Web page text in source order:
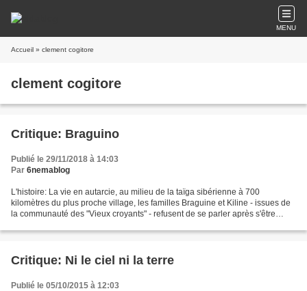
MENU
Accueil » clement cogitore
clement cogitore
Critique: Braguino
Publié le 29/11/2018 à 14:03
Par 6nemablog
L'histoire: La vie en autarcie, au milieu de la taïga sibérienne à 700
kilomètres du plus proche village, les familles Braguine et Kiline - issues de
la communauté des "Vieux croyants" - refusent de se parler après s'être
Critique: Ni le ciel ni la terre
Publié le 05/10/2015 à 12:03